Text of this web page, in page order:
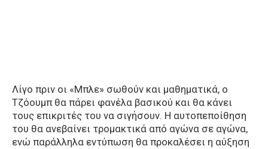
Λίγο πριν οι «Μπλε» σωθούν και μαθηματικά, ο
Τζόουμπ θα πάρει φανέλα βασικού και θα κάνει
τους επικριτές του να σιγήσουν. Η αυτοπεποίθηση
του θα ανεβαίνει τρομακτικά από αγώνα σε αγώνα,
ενώ παράλληλα εντύπωση θα προκαλέσει η αύξηση